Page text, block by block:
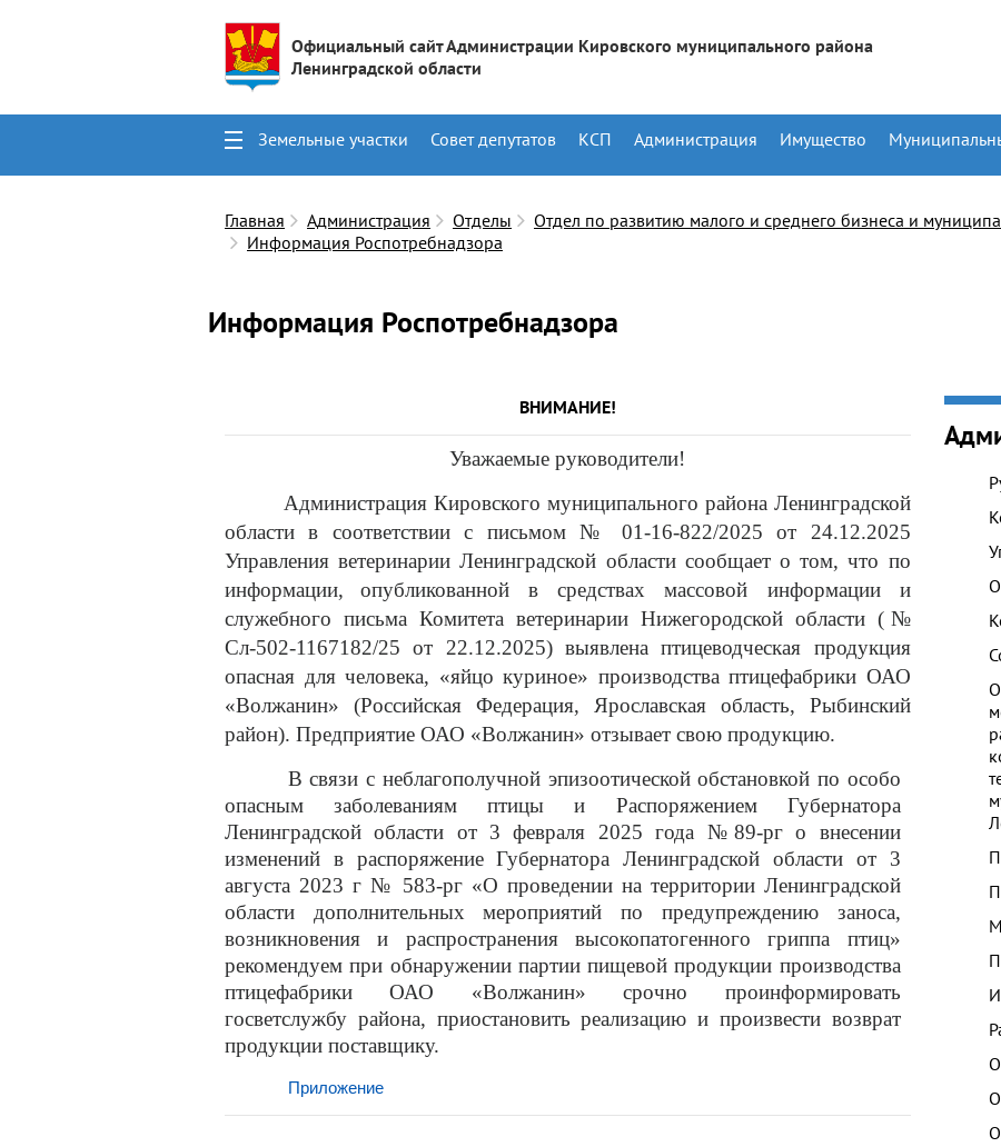
Официальный сайт Администрации Кировского муниципального района
Ленинградской области
Земельные участки Совет депутатов КСП Администрация Имущество
Главная
Администрация Отделы
Отдел по развитию малого и среднего бизнеса и
Информация Роспотребнадзора
Информация Роспотребнадзора
ВНИМАНИЕ!
Уважаемые руководители!
Администрация Кировского муниципального района Ленинградской
областив соответствии с письмом№ 01-16-822/2025 от 24.12.2025
Управления ветеринарии Ленинградской области сообщает о том, что по
информации,
опубликованной в средствах массовой информации и
служебного письма Комитета ветеринарии Нижегородской области (№
Сл-502-1167182/25 от 22.12.2025) выявлена птицеводческая продукция
опасная для человека, «яйцо куриное» производства птицефабрики ОАО
«Волжанин» (Российская Федерация, Ярославская область, Рыбинский
район). Предприятие ОАО «Волжанин» отзывает свою продукцию.
В связи с неблагополучной эпизоотической обстановкой по особо
опасным заболеваниям птицы и Распоряжением Губернатора
Ленинградской области от 3 февраля 2025 года №89-рг о внесении
изменений в распоряжение Губернатора Ленинградской области от 3
августа 2023 г № 583-рг «О проведении на территории Ленинградской
области дополнительных мероприятий по предупреждению заноса,
возникновения и распространения высокопатогенного гриппа птиц»
рекомендуем при обнаружении партии пищевой продукции производства
птицефабрики ОАО «Волжанин» срочно проинформировать
госветслужбу района, приостановить реализацию и произвести возврат
продукции поставщику.
Приложение